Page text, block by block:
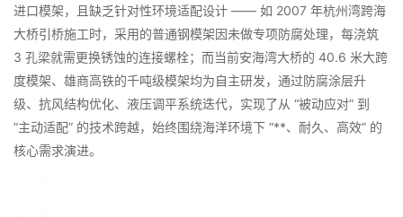
进口模架，且缺乏针对性环境适配设计 —— 如 2007 年杭州湾跨海
大桥引桥施工时，采用的普通钢模架因未做专项防腐处理，每浇筑
3 孔梁就需更换锈蚀的连接螺栓；而当前安海湾大桥的 40.6 米大跨
度模架、雄商高铁的千吨级模架均为自主研发，通过防腐涂层升
级、抗风结构优化、液压调平系统迭代，实现了从 “被动应对” 到
“主动适配” 的技术跨越，始终围绕海洋环境下 “**、耐久、高效” 的
核心需求演进。